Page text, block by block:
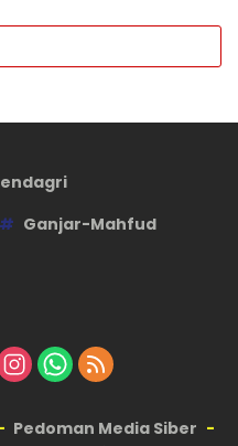
Ganjar-Mahfud
Pedoman Media Siber